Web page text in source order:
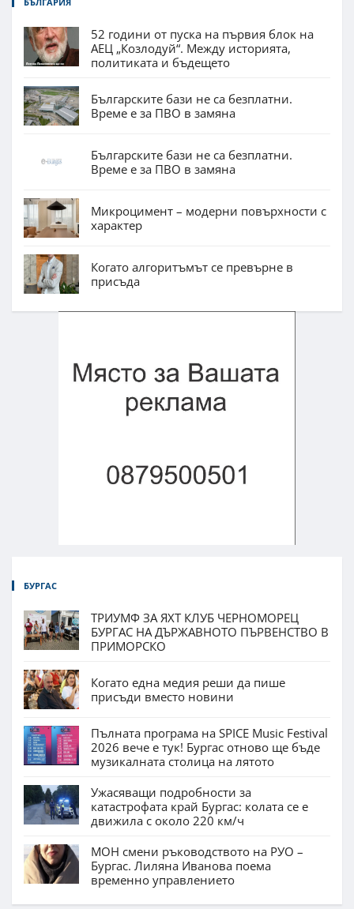
52 години от пуска на първия блок на
АЕЦ „Козлодуй“. Между историята,
политиката и бъдещето
Българските бази не са безплатни.
Време е за ПВО в замяна
Българските бази не са безплатни.
Време е за ПВО в замяна
Микроцимент – модерни повърхности с
характер
Когато алгоритъмът се превърне в
присъда
БУРГАС
ТРИУМФ ЗА ЯХТ КЛУБ ЧЕРНОМОРЕЦ
БУРГАС НА ДЪРЖАВНОТО ПЪРВЕНСТВО В
ПРИМОРСКО
Когато една медия реши да пише
присъди вместо новини
Пълната програма на SPICE Music Festival
2026 вече е тук! Бургас отново ще бъде
музикалната столица на лятото
Ужасяващи подробности за
катастрофата край Бургас: колата се е
движила с около 220 км/ч
МОН смени ръководството на РУО –
Бургас. Лиляна Иванова поема
временно управлението